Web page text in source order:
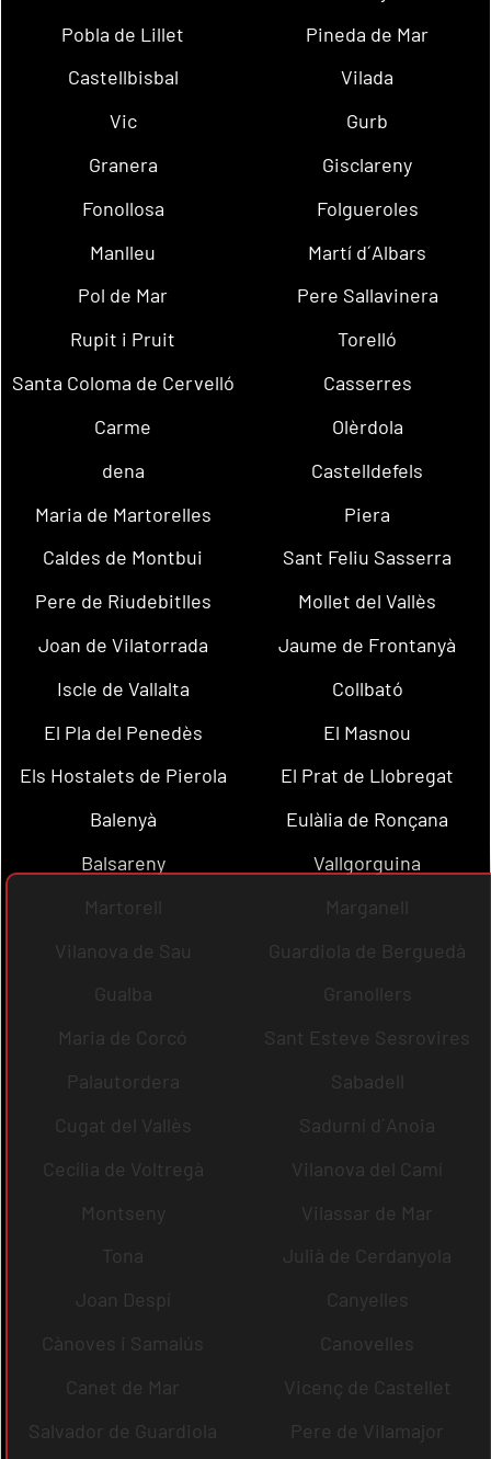
Pobla de Lillet
Pineda de Mar
Castellbisbal
Vilada
Vic
Gurb
Granera
Gisclareny
Fonollosa
Folgueroles
Manlleu
Martí d´Albars
Pol de Mar
Pere Sallavinera
Rupit i Pruit
Torelló
Santa Coloma de Cervelló
Casserres
Carme
Olèrdola
dena
Castelldefels
Maria de Martorelles
Piera
Caldes de Montbui
Sant Feliu Sasserra
Pere de Riudebitlles
Mollet del Vallès
Joan de Vilatorrada
Jaume de Frontanyà
Iscle de Vallalta
Collbató
El Pla del Penedès
El Masnou
Els Hostalets de Pierola
El Prat de Llobregat
Balenyà
Eulàlia de Ronçana
Balsareny
Vallgorguina
Martorell
Marganell
Vilanova de Sau
Guardiola de Berguedà
Gualba
Granollers
Maria de Corcó
Sant Esteve Sesrovires
Palautordera
Sabadell
Cugat del Vallès
Sadurní d´Anoia
Cecília de Voltregà
Vilanova del Camí
Montseny
Vilassar de Mar
Tona
Julià de Cerdanyola
Joan Despí
Canyelles
Cànoves i Samalús
Canovelles
Canet de Mar
Vicenç de Castellet
Salvador de Guardiola
Pere de Vilamajor